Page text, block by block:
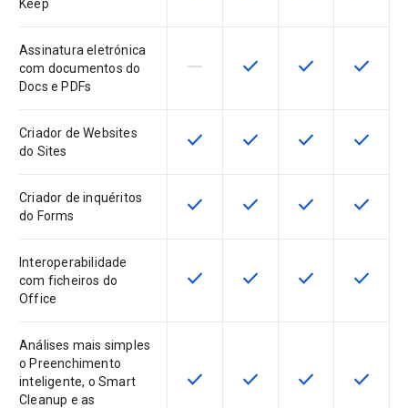
Keep
Assinatura eletrónica
com documentos do
Docs e PDFs
Esta funcionalidade não é
horizontal_rule Esta funcionalidade está
check Esta
check Esta
check
Criador de Websites
do Sites
Esta funcionalidade está
check Esta funcionalidade está
check Esta
check Esta
check
Criador de inquéritos
do Forms
Esta funcionalidade está
check Esta funcionalidade está
check Esta
check Esta
check
Interoperabilidade
com ficheiros do
Office
Esta funcionalidade está
check Esta funcionalidade está
check Esta
check Esta
check
Análises mais simples
o Preenchimento
inteligente, o Smart
Cleanup e as
Esta funcionalidade está
check Esta funcionalidade está
check Esta
check Esta
check